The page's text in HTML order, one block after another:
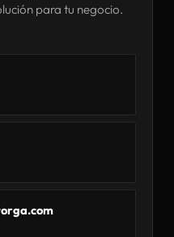
para tu negocio.